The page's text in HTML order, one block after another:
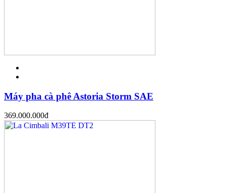
Máy pha cà phê Astoria Storm SAE
369.000.000đ